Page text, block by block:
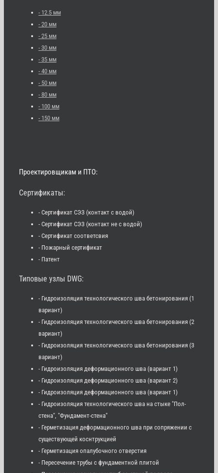
- 12.5 мм
- 20 мм
- 25 мм
- 30 мм
- 35 мм
- 40 мм
- 50 мм
- 80 мм
- 100 мм
- 150 мм
Проектировщикам и ПТО:
Сертификаты:
- Сертификат СЭЗ (контакт с водой)
- Сертификат СЭЗ (контакт не с водой)
- Сертификат соответсвия
- Пожарный сертификат
- Патент
Типовые узлы DWG:
- Гидроизоляция технологического шва бетонирования (1
вариант)
- Гидроизоляция технологического шва бетонирования (2
вариант)
- Гидроизоляция технологического шва бетонирования (3
вариант)
- Гидроизоляция деформационного шва (вариант 1)
- Гидроизоляция деформационного шва (вариант 2)
- Гидроизоляция деформационного шва (вариант 1)
- Гидроизоляция технологического шва на стыке "Пол-
стена", "Фундамент-стена"
- Герметизация деформационного шва при сопряжении с
существующей коснтрукцией
- Герметизация опалубочного отверстия
- Пересечение трубы с фундаментной плитой